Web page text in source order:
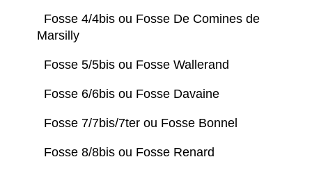
Fosse 4/4bis ou Fosse De Comines de
Marsilly
Fosse 5/5bis ou Fosse Wallerand
Fosse 6/6bis ou Fosse Davaine
Fosse 7/7bis/7ter ou Fosse Bonnel
Fosse 8/8bis ou Fosse Renard